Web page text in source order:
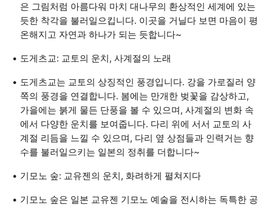
은 그림처럼 아름다워 마치 대나무의 환상적인 세계에 있는
듯한 착각을 불러일으킵니다. 이곳을 거닐다 보면 마음이 평
온해지고 자연과 하나가 되는 듯합니다~
도게츠교: 교토의 운치, 사계절의 노래
도게츠교는 교토의 상징적인 풍경입니다. 강을 가로질러 양
쪽의 풍경을 연결합니다. 봄에는 만개한 벚꽃을 감상하고,
가을에는 붉게 물든 단풍을 볼 수 있으며, 사계절의 변화 속
에서 다양한 운치를 보여줍니다. 다리 위에 서서 교토의 사
계절 리듬을 느낄 수 있으며, 다리 옆 상점들과 인력거는 향
수를 불러일으키는 일본의 정취를 더합니다~
기모노 숲: 교유젠의 운치, 화려하게 펼쳐지다
기모노 숲은 일본 교유젠 기모노 예술을 전시하는 독특한 공